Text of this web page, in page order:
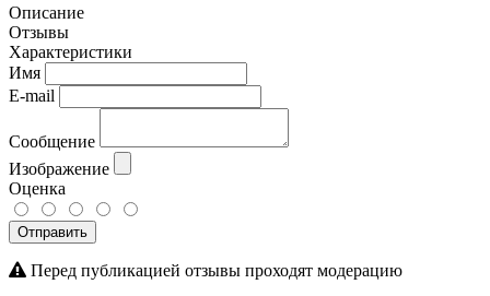
Описание
Отзывы
Характеристики
Имя
E-mail
Сообщение
Изображение
Оценка
Отправить
Перед публикацией отзывы проходят модерацию